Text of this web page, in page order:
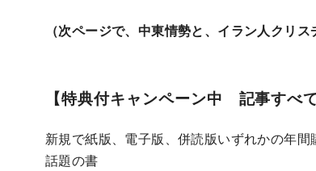
（次ページで、中東情勢と、イラン人クリ
【特典付キャンペーン中 記事すべ
新規で紙版、電子版、併読版いずれかの年間
話題の書